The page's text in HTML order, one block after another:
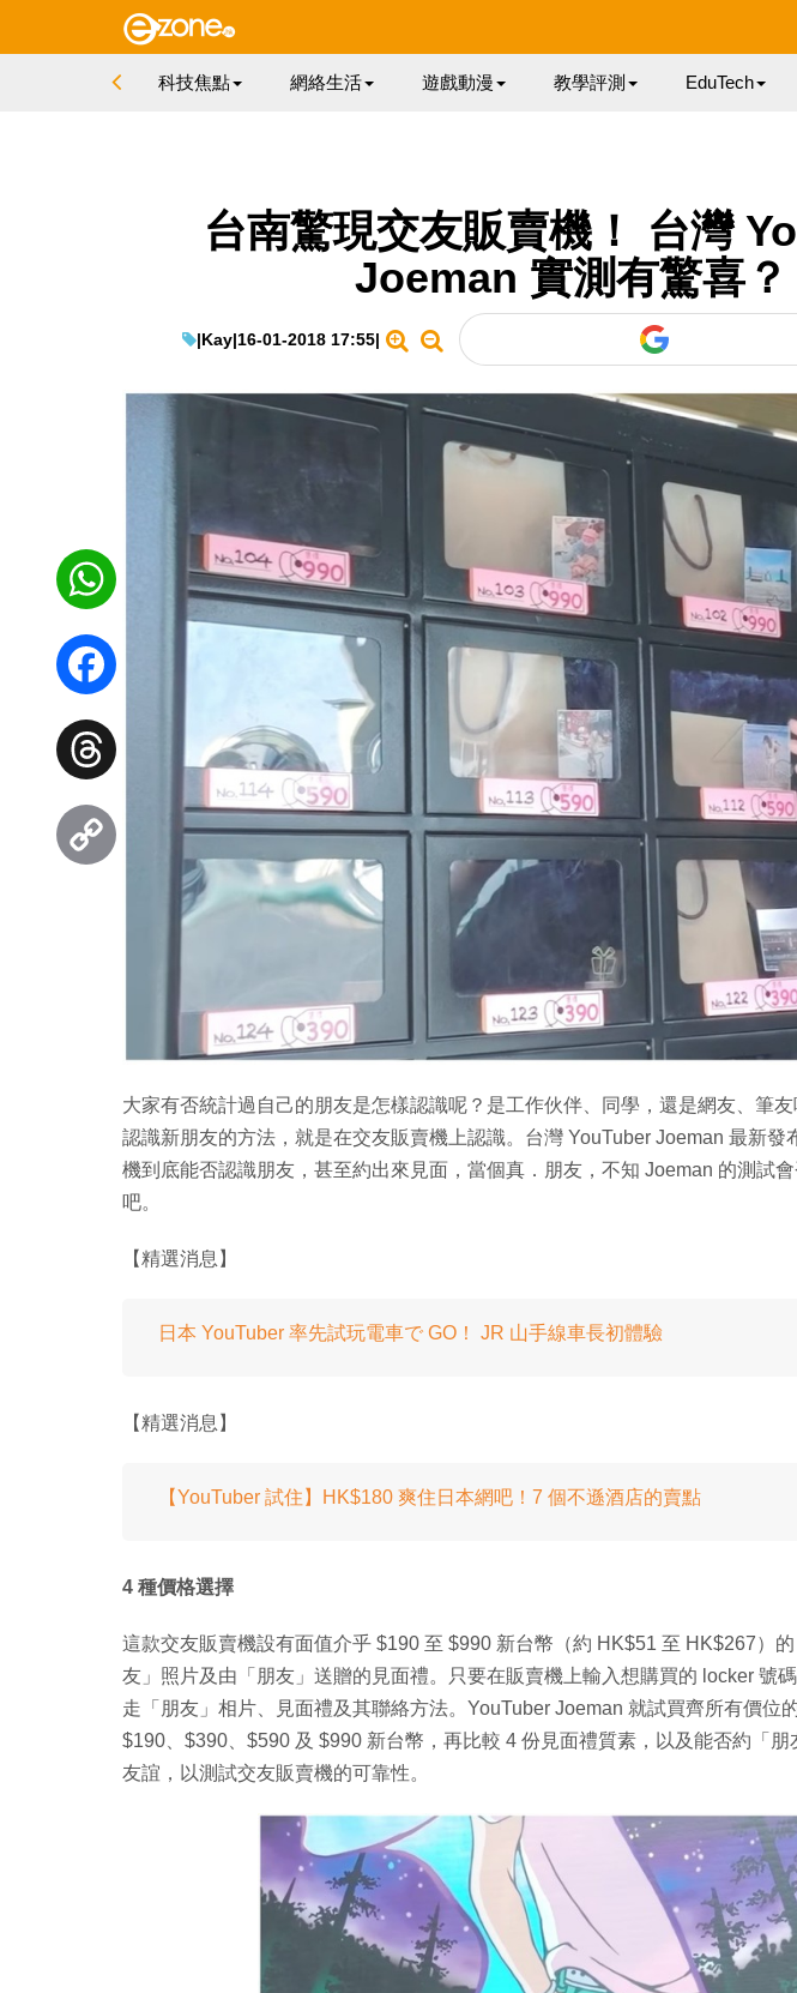
科技焦點 網絡生活 遊戲動漫 教學評測 EduTech
台南驚現交友販賣機！ 台灣
Joeman 實測有驚喜？
|Kay|16-01-2018 17:55|
大家有否統計過自己的朋友是怎樣認識呢？是工作伙伴、同學，還是網友、筆
認識新朋友的方法，就是在交友販賣機上認識。台灣 YouTuber Joeman 最新發
機到底能否認識朋友，甚至約出來見面，當個真．朋友，不知 Joeman 的測試
吧。
【精選消息】
日本 YouTuber 率先試玩電車で GO！ JR 山手線車長初體驗
【精選消息】
【YouTuber 試住】HK$180 爽住日本網吧！7 個不遜酒店的賣點
4 種價格選擇
這款交友販賣機設有面值介乎 $190 至 $990 新台幣（約 HK$51 至 HK$267）
友」照片及由「朋友」送贈的見面禮。只要在販賣機上輸入想購買的 locker 號
走「朋友」相片、見面禮及其聯絡方法。YouTuber Joeman 就試買齊所有價位
$190、$390、$590 及 $990 新台幣，再比較 4 份見面禮質素，以及能否約「
友誼，以測試交友販賣機的可靠性。
WhatsApp
Facebook
Threads